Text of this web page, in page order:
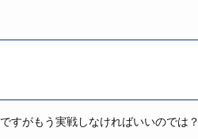
すがもう実戦しなければいいのでは？